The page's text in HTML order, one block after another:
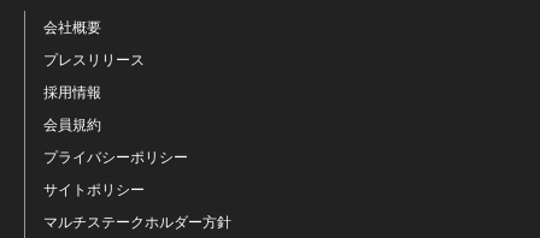
会社概要
プレスリリース
採用情報
会員規約
プライバシーポリシー
サイトポリシー
マルチステークホルダー方針